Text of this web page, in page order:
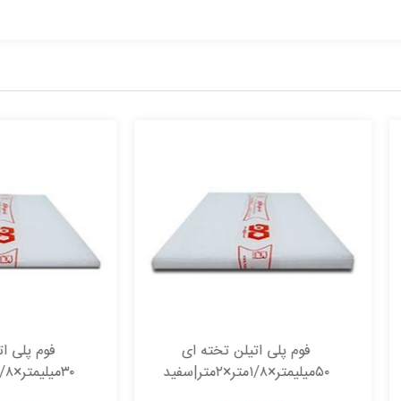
فوم پلی اتیلن تخته ای
فوم پلی اتیلن تخته ای